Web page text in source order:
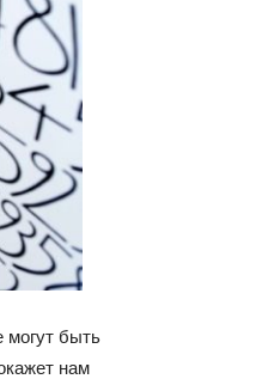
могут быть
нам